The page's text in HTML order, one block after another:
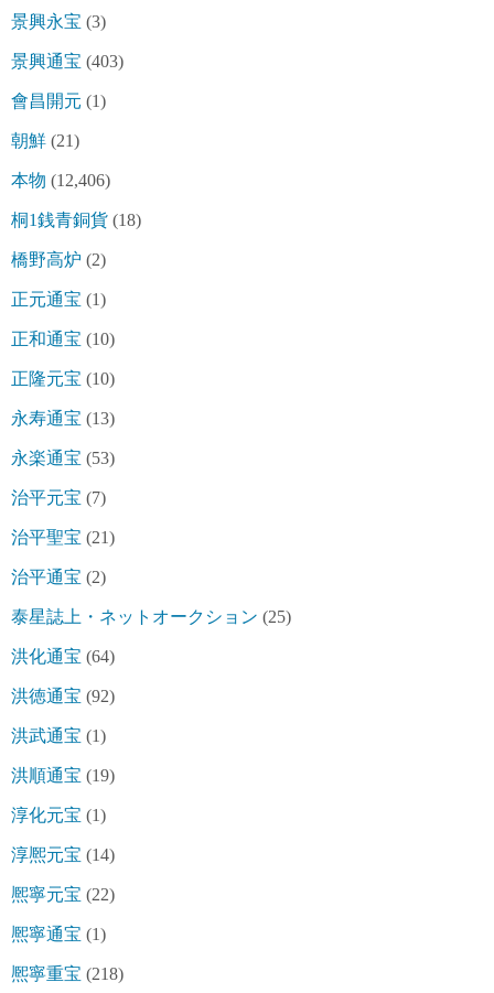
景興永宝 (3)
景興通宝 (403)
會昌開元 (1)
朝鮮 (21)
本物 (12,406)
桐1銭青銅貨 (18)
橋野高炉 (2)
正元通宝 (1)
正和通宝 (10)
正隆元宝 (10)
永寿通宝 (13)
永楽通宝 (53)
治平元宝 (7)
治平聖宝 (21)
治平通宝 (2)
泰星誌上・ネットオークション (25)
洪化通宝 (64)
洪徳通宝 (92)
洪武通宝 (1)
洪順通宝 (19)
淳化元宝 (1)
淳熈元宝 (14)
熈寧元宝 (22)
熈寧通宝 (1)
熈寧重宝 (218)